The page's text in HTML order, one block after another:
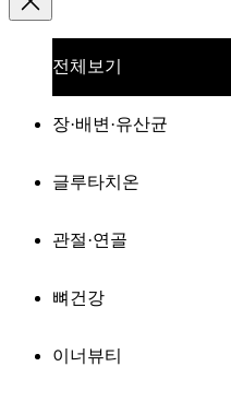
전체보기
장·배변·유산균
글루타치온
관절·연골
뼈건강
이너뷰티